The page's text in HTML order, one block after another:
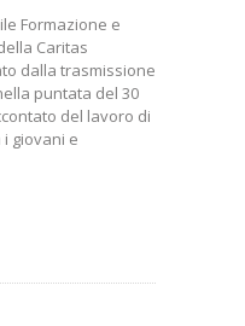
Formazione e
Caritas
dalla trasmissione
puntata del 30
del lavoro di
giovani e